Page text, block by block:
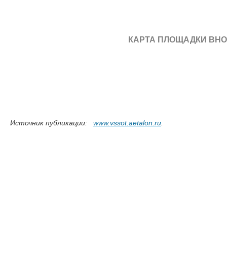
КАРТА ПЛОЩАДКИ
Источник публикации: www.vssot.aetalon.ru.